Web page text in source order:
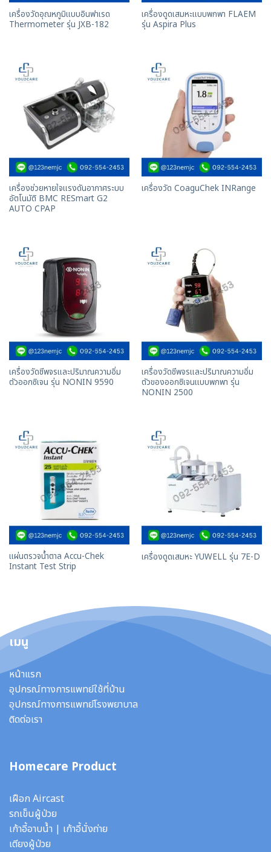
เครื่องวัดอุณหภูมิแบบอินฟาเรด
Thermometer รุ่น JXB-182
เครื่องดูดเสมหะแบบพกพา FLAEM
รุ่น Aspira Plus
เครื่องช่วยหายใจแรงดันอากาศระบบ
อัตโนมัติ BMC RESmart G2
AUTO CPAP
เครื่องวัด CoaguChek INRange
เครื่องวัดชีพจรและปริมาณความอิ่ม
ตัวออกซิเจน รุ่น NONIN 9590
เครื่องวัดชีพจรและปริมาณความอิ่ม
ตัวของออกซิเจนเเบบพกพา รุ่น
NONIN 2500
แผ่นตรวจน้ำตาล Accu-Chek
Instant Test Strip
เครื่องดูดเสมหะ YUWELL รุ่น 7E-D
เมนู
หน้าแรก
อุปกรณ์ทางการแพทย์ใช้ที่บ้าน
อุปกรณ์ทางการแพทย์โรงพยาบาล
ติดต่อเรา
Homecare Product
เฝือก Aircast
รถเข็นผู้ป่วย
เก้าอี้อาบน้ำ | เก้าอี้นั่งถ่าย
เตียงผู้ป่วย